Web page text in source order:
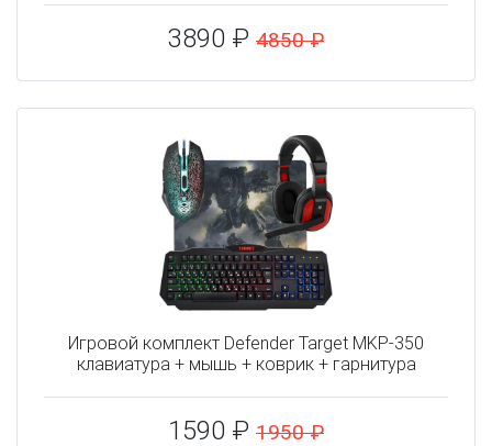
3890 ₽ 4850 ₽
Игровой комплект Defender Target MKP-350
клавиатура + мышь + коврик + гарнитура
1590 ₽ 1950 ₽